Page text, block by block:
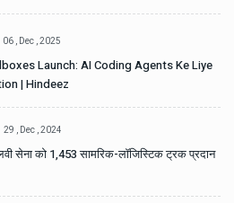
06 , Dec , 2025
Launch: AI Coding Agents Ke Liye
| Hindeez
29 , Dec , 2024
सेना को 1,453 सामरिक-लॉजिस्टिक ट्रक प्रदान